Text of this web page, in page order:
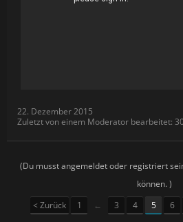
22. Dezember 2015
Zuletzt von einem Moderator bearbeitet:
(Du musst angemeldet oder registriert
können. )
< Zurück
1 ← 3 4 5 6